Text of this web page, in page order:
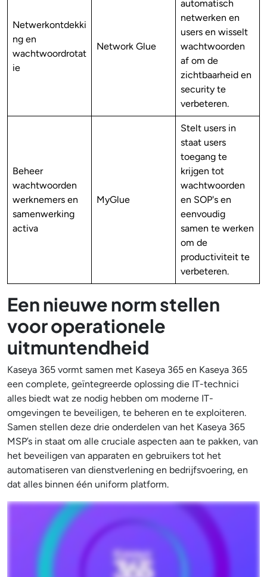
Netwerkontdekki
ng en
wachtwoordrotat
ie
Network Glue
automatisch
netwerken en
users en wisselt
wachtwoorden
af om de
zichtbaarheid en
security te
verbeteren.
Beheer
wachtwoorden
werknemers en
samenwerking
activa
MyGlue
Stelt users in
staat users
toegang te
krijgen tot
wachtwoorden
en SOP's en
eenvoudig
samen te werken
om de
productiviteit te
verbeteren.
Een nieuwe norm stellen
voor operationele
uitmuntendheid
Kaseya 365 vormt samen met Kaseya 365 en Kaseya 365
een complete, geïntegreerde oplossing die IT-technici
alles biedt wat ze nodig hebben om moderne IT-
omgevingen te beveiligen, te beheren en te exploiteren.
Samen stellen deze drie onderdelen van het Kaseya 365
MSP’s in staat om alle cruciale aspecten aan te pakken, van
het beveiligen van apparaten en gebruikers tot het
automatiseren van dienstverlening en bedrijfsvoering, en
dat alles binnen één uniform platform.